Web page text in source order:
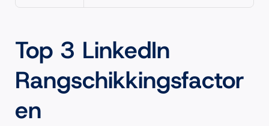
Top 3 LinkedIn
Rangschikkingsfactor
en